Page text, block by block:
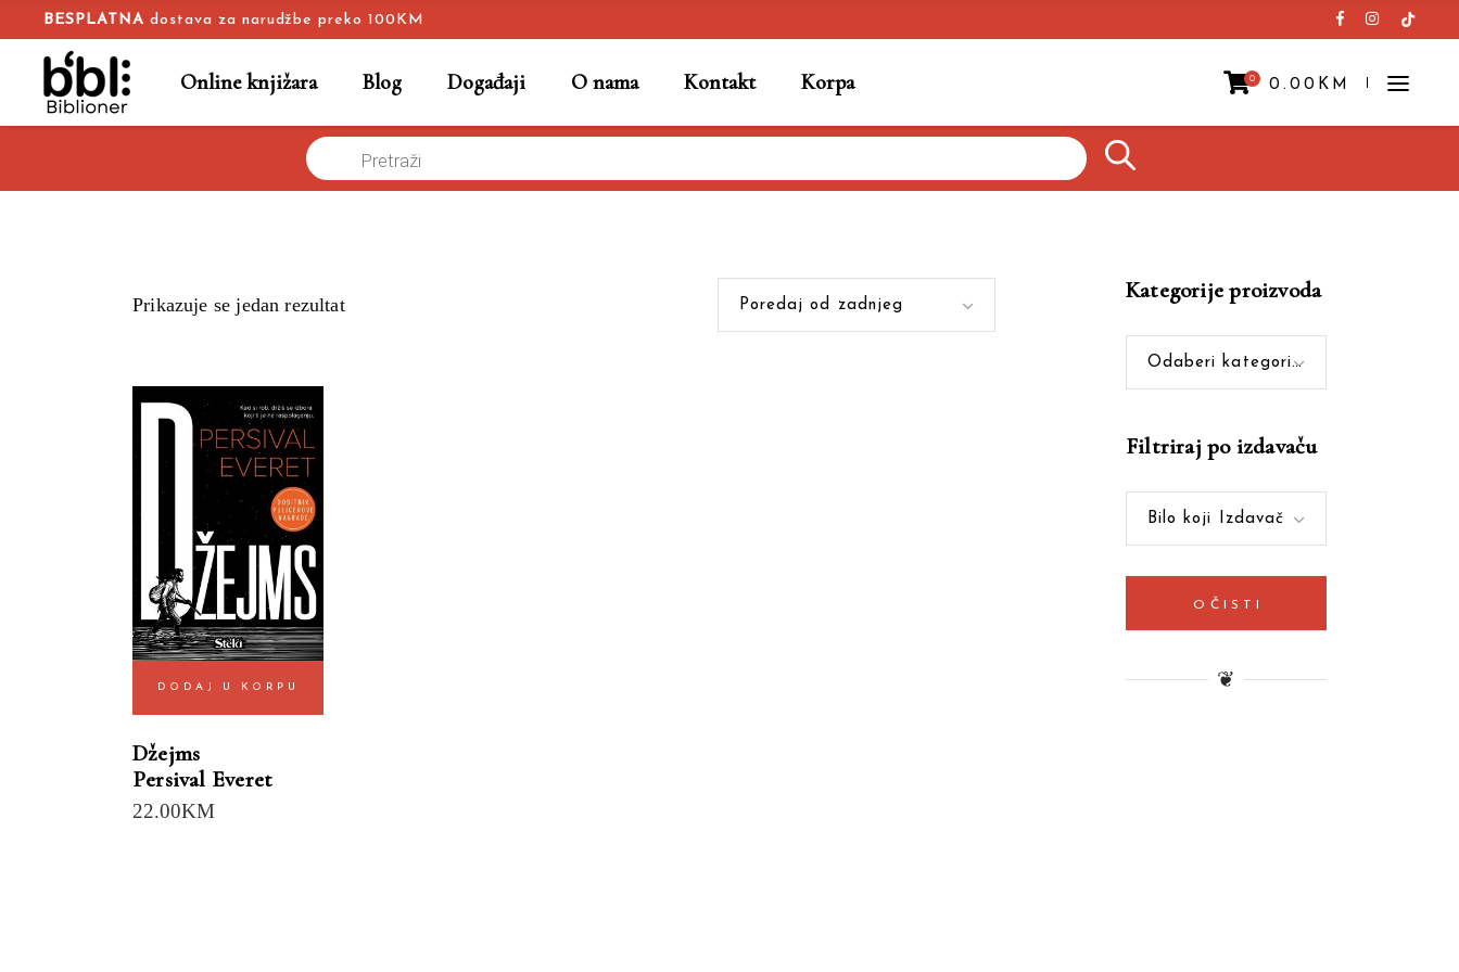
BESPLATNA dostava za narudžbe preko 100KM
Online knjižara Blog Događaji O nama Kontakt Korpa 0 0.00 KM
Prazna korpa.
identitet i sloboda
Products
search
Prikazuje se jedan rezultat Poredaj od zadnjeg
DODAJ U KORPU
Džejms
Persival Everet
22.00KM
Kategorije proizvoda
Odaberi kategoriju
Filtriraj po izdavaču
Bilo koji Izdavač
OČISTI
❦